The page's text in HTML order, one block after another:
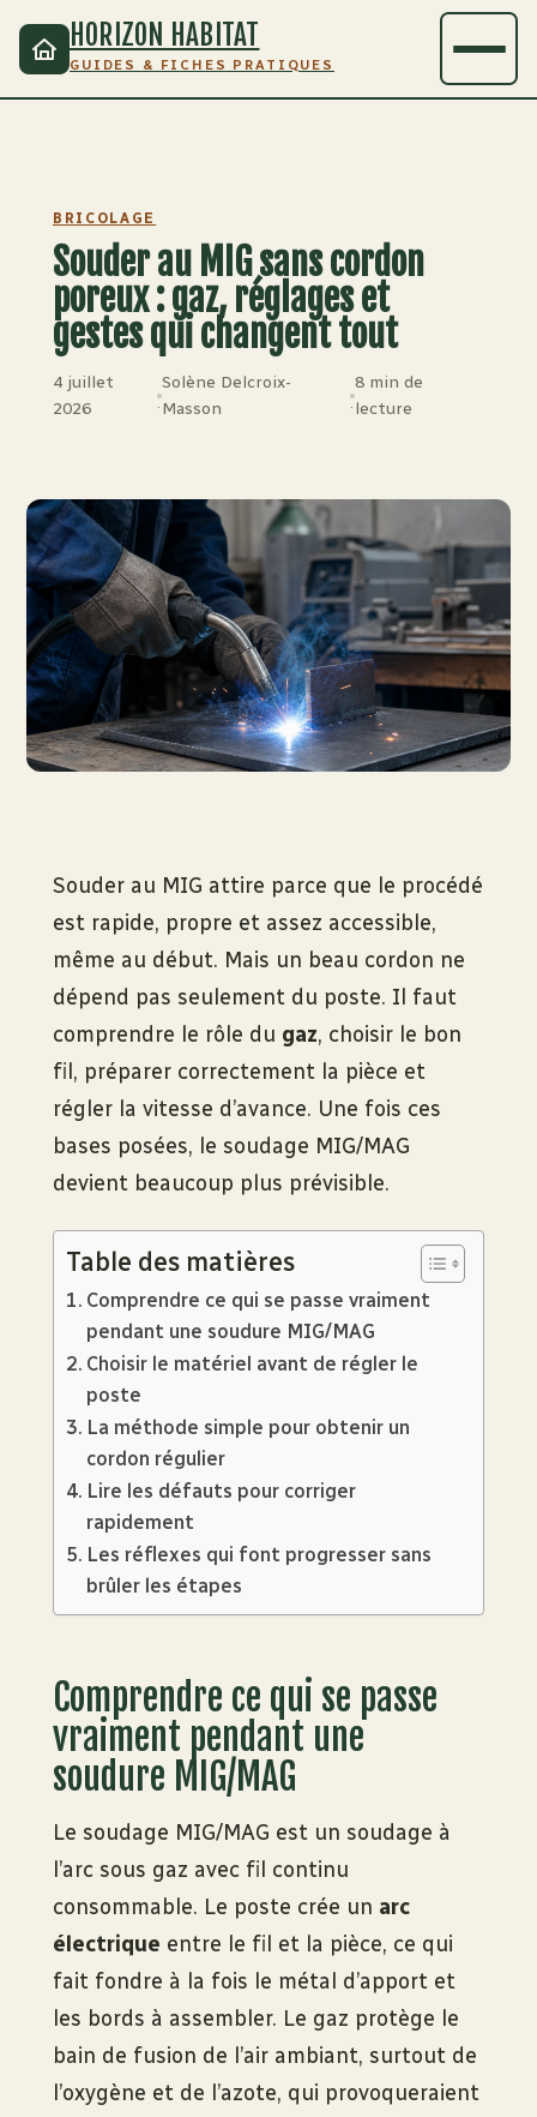
HORIZON HABITAT
GUIDES & FICHES PRATIQUES
BRICOLAGE
Souder au MIG sans cordon
poreux : gaz, réglages et
gestes qui changent tout
4 juillet
2026
·
Solène Delcroix-
Masson
·
8 min de
lecture
Souder au MIG attire parce que le procédé
est rapide, propre et assez accessible,
même au début. Mais un beau cordon ne
dépend pas seulement du poste. Il faut
comprendre le rôle du gaz, choisir le bon
fil, préparer correctement la pièce et
régler la vitesse d’avance. Une fois ces
bases posées, le soudage MIG/MAG
devient beaucoup plus prévisible.
Table des matières
Comprendre ce qui se passe vraiment
pendant une soudure MIG/MAG
Choisir le matériel avant de régler le
poste
La méthode simple pour obtenir un
cordon régulier
Lire les défauts pour corriger
rapidement
Les réflexes qui font progresser sans
brûler les étapes
Comprendre ce qui se passe
vraiment pendant une
soudure MIG/MAG
Le soudage MIG/MAG est un soudage à
l’arc sous gaz avec fil continu
consommable. Le poste crée un arc
électrique entre le fil et la pièce, ce qui
fait fondre à la fois le métal d’apport et
les bords à assembler. Le gaz protège le
bain de fusion de l’air ambiant, surtout de
l’oxygène et de l’azote, qui provoqueraient